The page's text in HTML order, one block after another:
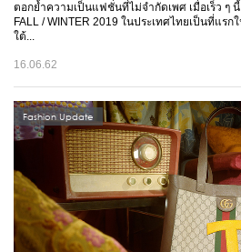
ตอกย้ำความเป็นแฟชั่นที่ไม่จำกัดเพศ เมื่อเร็ว ๆ
FALL / WINTER 2019 ในประเทศไทยเป็นที่แรก
ใต้...
16.06.62
Fashion Update